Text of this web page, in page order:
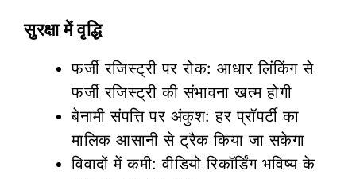
सुरक्षा में वृद्धि
फर्जी रजिस्ट्री पर रोक: आधार लिंकिंग से
फर्जी रजिस्ट्री की संभावना खत्म होगी
बेनामी संपत्ति पर अंकुश: हर प्रॉपर्टी का
मालिक आसानी से ट्रैक किया जा सकेगा
विवादों में कमी: वीडियो रिकॉर्डिंग भविष्य के